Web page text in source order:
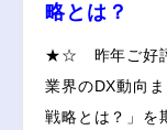
略とは？
★☆ 昨年ご好評
業界のDX動向
戦略とは？」を